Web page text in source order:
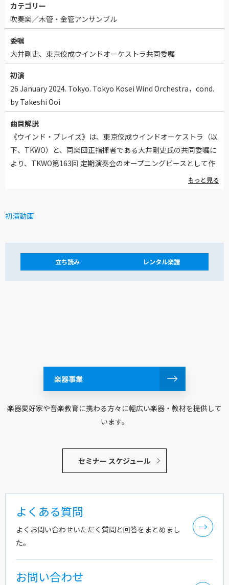
カテゴリー
吹奏楽／木管・金管アンサンブル
委嘱
大井剛史、東京佼成ウインドオーケストラ共同委嘱
初演
26 January 2024. Tokyo. Tokyo Kosei Wind Orchestra，cond.
by Takeshi Ooi
曲目解説
《ウインド・プレイズ》は、東京佼成ウインドオーケストラ（以
下、TKWO）と、同楽団正指揮者である大井剛史氏の共同委嘱に
より、TKWO第163回 定期演奏会のオープニングピースとして作
曲されました。タイトルである《ウインド・プレイズ（The
ひとつ目は「吹奏楽（Wind）、賞賛（Praise）」。すなわち、
のトランペットが奏でる祝祭的なテーマは、大井剛史氏の名前の
アルファベット10文字（Takeshi Ooi）を音列化した10音からは
にはグレゴリオ聖歌《Veni Sancte Spiritus（来てください、聖
霊よ）》の旋律が殆ど忠実な形を保って引用されています。聖歌
や讃美歌が、ある性格をもった楽想の中に埋め込まれているとい
います。外観は簡素に聴こえますが、一度に全てを聴き取ること
は（作曲者自身も）できないかもしれません。これはある意味、
私が吹奏楽に抱いている展望と期待のささやかな主張であるとも
いえます。
もっと見る
初演動画
立ち読み レンタル楽譜
楽器事業
楽器愛好家や音楽教育に携わる方々に幅広い楽器・教材を提供して
います。
セミナー スケジュール
よくある質問
よくお問い合わせいただく質問と回答をまとめまし
た。
お問い合わせ